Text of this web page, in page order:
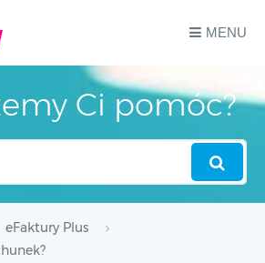
MENU
Ci pomóc?
eFaktury Plus